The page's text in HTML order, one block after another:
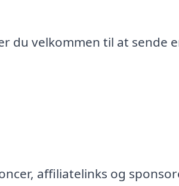
du velkommen til at sende
affiliatelinks og